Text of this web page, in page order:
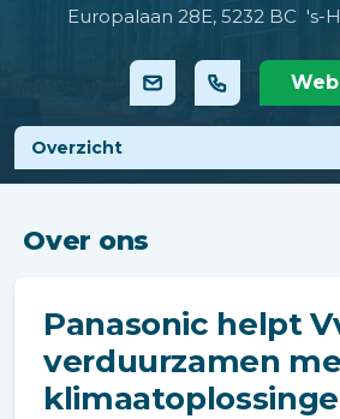
Europalaan 28E, 5232 BC 's-
Overzicht
Over ons
Panasonic helpt
verduurzamen